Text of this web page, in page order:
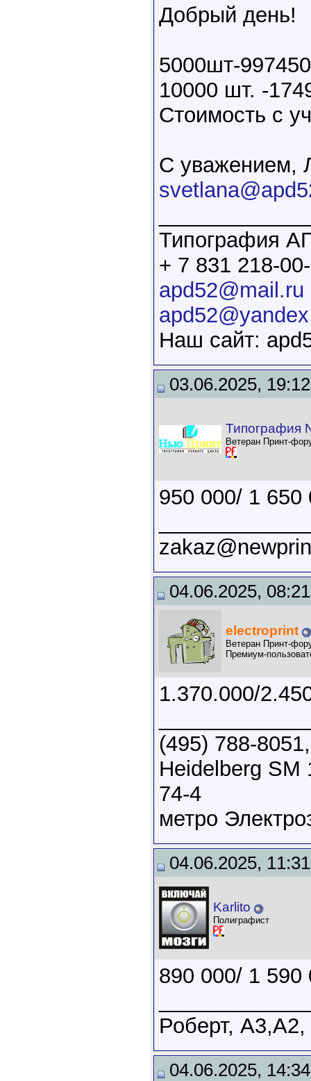
Добрый день!
5000шт-
10000 шт. -
Стоимость с
С уважением,
Типография
+ 7 831 218-
apd52@mail.ru
Наш сайт:
03.06.2025, 19:12
Типография
Ветеран Принт-
950 000/ 1 650
04.06.2025, 08:21
electroprint
Ветеран Принт-
Премиум-
1.370.000/
(495) 788-
Heidelberg SM
74-4
метро
04.06.2025, 11:31
Karlito
Полиграфист
890 000/ 1 590
Роберт, А3,А2,
04.06.2025, 14:34